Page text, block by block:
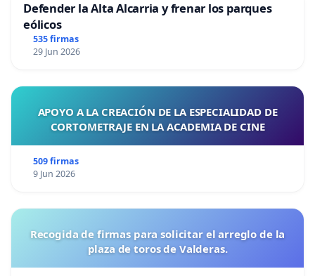
Defender la Alta Alcarria y frenar los parques
eólicos
535 firmas
29 Jun 2026
APOYO A LA CREACIÓN DE LA ESPECIALIDAD DE
CORTOMETRAJE EN LA ACADEMIA DE CINE
509 firmas
9 Jun 2026
Recogida de firmas para solicitar el arreglo de la
plaza de toros de Valderas.